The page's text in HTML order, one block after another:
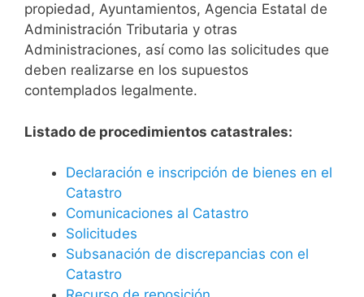
propiedad, Ayuntamientos, Agencia Estatal de
Administración Tributaria y otras
Administraciones, así como las solicitudes que
deben realizarse en los supuestos
contemplados legalmente.
Listado de procedimientos catastrales:
Declaración e inscripción de bienes en el
Catastro
Comunicaciones al Catastro
Solicitudes
Subsanación de discrepancias con el
Catastro